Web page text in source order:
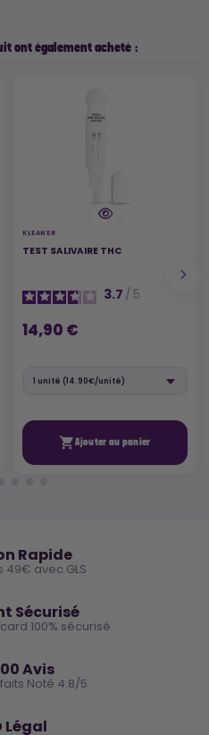
ont également acheté :
KLEANER
TEST SALIVAIRE THC
3.7 / 5
14,90 €
Ajouter au panier
Rapide
49€ avec GLS
Sécurisé
100% sécurisé
Avis
Noté 4.8/5
Légal